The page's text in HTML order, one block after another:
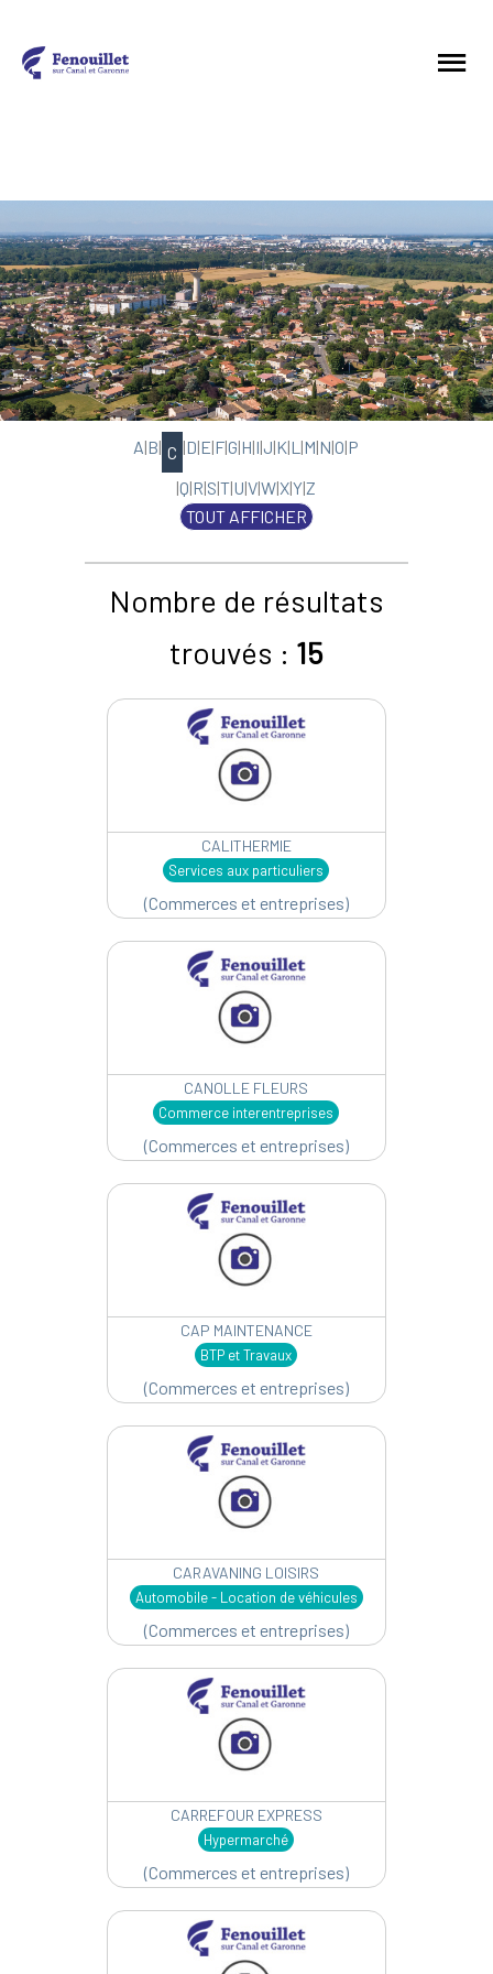
A|B| C |D|E|F|G|H|I|J|K|L |M|N|O|P
|Q|R|S|T|U|V|W|X|Y|Z
TOUT AFFICHER
Nombre de résultats
trouvés : 15
CALITHERMIE
Services aux particuliers
(Commerces et entreprises)
CANOLLE FLEURS
Commerce interentreprises
(Commerces et entreprises)
CAP MAINTENANCE
BTP et Travaux
(Commerces et entreprises)
CARAVANING LOISIRS
Automobile - Location de véhicules
(Commerces et entreprises)
CARREFOUR EXPRESS
Hypermarché
(Commerces et entreprises)